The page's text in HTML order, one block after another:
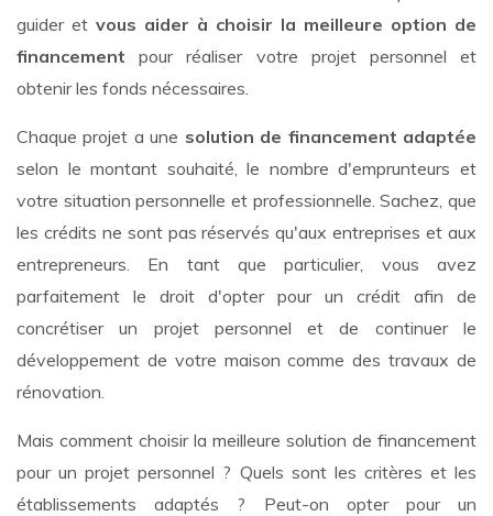
guider et vous aider à choisir la meilleure option de
financement pour réaliser votre projet personnel et
obtenir les fonds nécessaires.
Chaque projet a une solution de financement adaptée
selon le montant souhaité, le nombre d'emprunteurs et
votre situation personnelle et professionnelle. Sachez, que
les crédits ne sont pas réservés qu'aux entreprises et aux
entrepreneurs. En tant que particulier, vous avez
parfaitement le droit d'opter pour un crédit afin de
concrétiser un projet personnel et de continuer le
développement de votre maison comme des travaux de
rénovation.
Mais comment choisir la meilleure solution de financement
pour un projet personnel ? Quels sont les critères et les
établissements adaptés ? Peut-on opter pour un